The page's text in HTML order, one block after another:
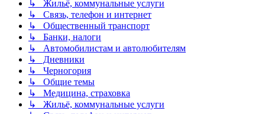
↳ Жильё, коммунальные услуги
↳ Связь, телефон и интернет
↳ Общественный транспорт
↳ Банки, налоги
↳ Автомобилистам и автолюбителям
↳ Дневники
↳ Черногория
↳ Общие темы
↳ Медицина, страховка
↳ Жильё, коммунальные услуги